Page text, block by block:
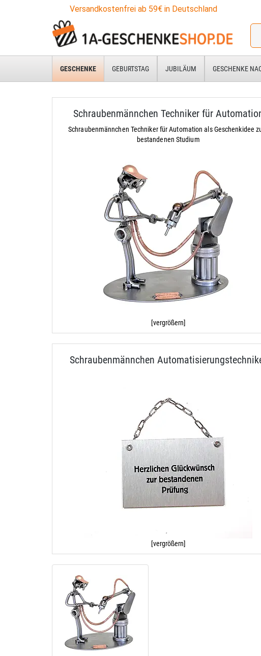
Versandkostenfrei ab 59€ in Deutschland
Ich
für:
GESCHENKE GEBURTSTAG JUBILÄUM GESCHENKE
Schraubenmännchen Techniker für
Schraubenmännchen Techniker für Automation als Geschenkidee
bestandenen Studium
[vergrößern]
Schraubenmännchen
[vergrößern]